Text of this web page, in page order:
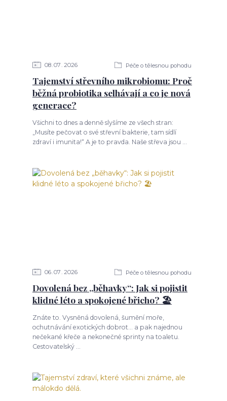
08 07 2026 Péče o tělesnou pohodu
Tajemství střevního mikrobiomu: Proč
běžná probiotika selhávají a co je nová
generace?
Všichni to dnes a denně slyšíme ze všech stran:
„Musíte pečovat o své střevní bakterie, tam sídlí
zdraví i imunita!“ A je to pravda. Naše střeva jsou ...
06 07 2026 Péče o tělesnou pohodu
Dovolená bez „běhavky“: Jak si pojistit
klidné léto a spokojené břicho? 🏖️
Znáte to. Vysněná dovolená, šumění moře,
ochutnávání exotických dobrot... a pak najednou
nečekané křeče a nekonečné sprinty na toaletu.
Cestovatelský ...